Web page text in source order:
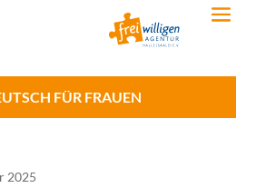
FÜR FRAUEN
2025